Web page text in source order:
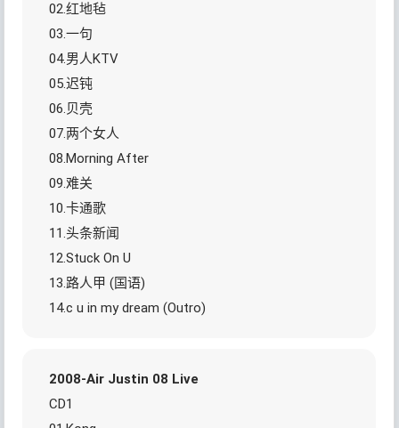
02.红地毡
03.一句
04.男人KTV
05.迟钝
06.贝壳
07.两个女人
08.Morning After
09.难关
10.卡通歌
11.头条新闻
12.Stuck On U
13.路人甲 (国语)
14.c u in my dream (Outro)
2008-Air Justin 08 Live
CD1